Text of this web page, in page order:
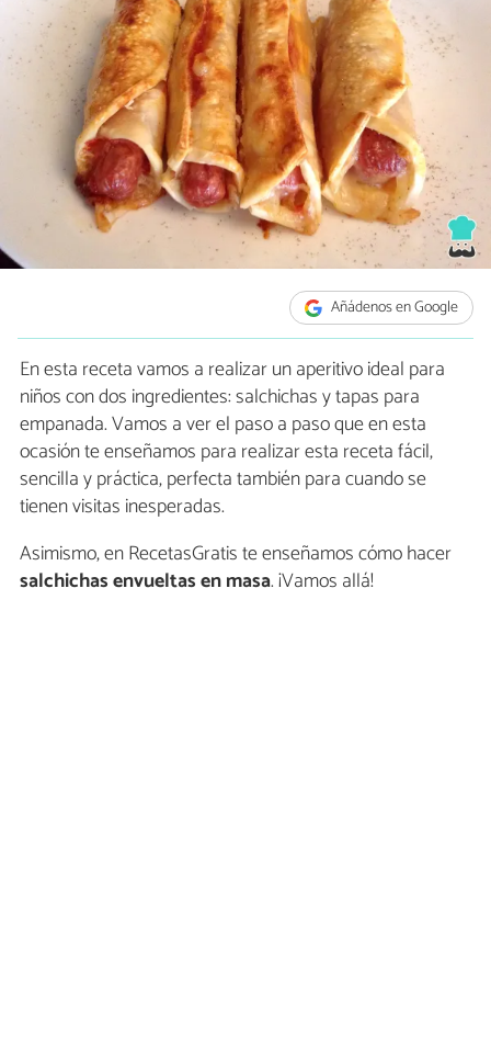
Añádenos en Google
En esta receta vamos a realizar un aperitivo ideal para
niños con dos ingredientes: salchichas y tapas para
empanada. Vamos a ver el paso a paso que en esta
ocasión te enseñamos para realizar esta receta fácil,
sencilla y práctica, perfecta también para cuando se
tienen visitas inesperadas.
Asimismo, en RecetasGratis te enseñamos cómo hacer
salchichas envueltas en masa. ¡Vamos allá!